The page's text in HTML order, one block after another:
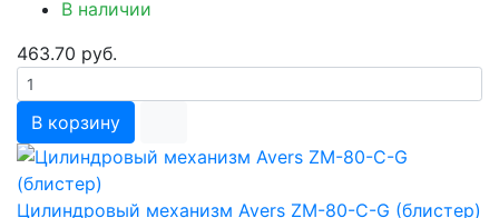
В наличии
463.70 руб.
В корзину
Цилиндровый механизм Avers ZM-80-C-G (блистер)